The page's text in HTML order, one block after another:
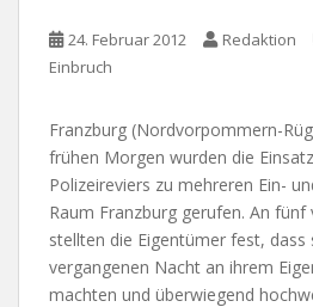
24. Februar 2012 Redaktion
Einbruch
Franzburg (Nordvorpommern-
frühen Morgen wurden die
Polizeireviers zu mehreren Ein-
Raum Franzburg gerufen. An
stellten die Eigentümer fest, dass
vergangenen Nacht an ihrem
machten und überwiegend